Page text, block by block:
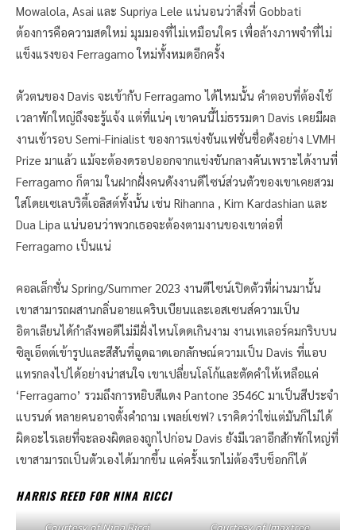
Mowalola, Asai และ Supriya Lele แน่นอนว่าสิ่งที่ Gobbati
ต้องการคือความสดใหม่ มุมมองที่ไม่เหมือนใคร เพื่อล้างภาพจำที่ไม่
แข็งแรงของ Ferragamo ใหม่ทั้งหมดอีกครั้ง
ตัวตนของ Davis จะเข้ากับ Ferragamo ได้ไหมนั้น คำตอบที่ต้องใช้
เวลาพักใหญ่ถึงจะรู้แจ้ง แต่ที่แน่ๆ เขาคนนี้ไม่ธรรมดา Davis เคยมีผล
งานเข้ารอบ Semi-Finialist ของการแข่งขันแฟชั่นชื่อดังอย่าง LVMH
Prize มาแล้ว แม้จะต้องดรอปออกจากแข่งขันกลางคันเพราะได้งานที่
Ferragamo ก็ตาม ในฝากฝั่งคนดังงานดีไซน์ส่วนตัวของเขาเคยสวม
ใส่โดยเซเลบริตี้เอลิสต์ทั้งนั้น เช่น Rihanna , Kim Kardashian และ
Dua Lipa แน่นอนว่าพวกเธอจะต้องตามงานของเขาต่อที่
Ferragamo เป็นแน่
คอลเล็กชั่น Spring/Summer 2023 งานดีไซน์เปิดตัวที่ผ่านมานั้น
เขาสามารถผสานกลิ่นอายแคริบเบียนและเอสเซนส์ความเป็น
อิตาเลียนได้กำลังพอดีไม่มีฝั่งไหนโดดเกินงาม งานเทเลอร์คมกริบบน
ซิลูเอ็ตต์เข้ารูปและสีสันที่ฉูดฉาดเอกลักษณ์ความเป็น Davis ที่แอบ
แทรกลงไปได้อย่างน่าสนใจ เขาเปลี่ยนโลโก้และตัดคำให้เหลือแค่
‘Ferragamo’ รวมถึงการหยิบสีแดง Pantone 3546C มาเป็นสีประจำ
แบรนด์ หลายคนอาจตั้งคำถาม เพลย์เซฟ? เราคิดว่าใช่แต่มันก็ไม่ได้
ผิดอะไรเลยที่จะลองผิดลองถูกไปก่อน Davis ยังมีเวลาอีกสักพักใหญ่ที่
เขาสามารถเป็นตัวเองได้มากขึ้น แค่ครั้งแรกไม่ต้องรีบช็อกก็ได้
HARRIS REED FOR NINA RICCI